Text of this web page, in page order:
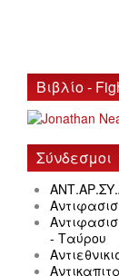
Βιβλίο -
Σύνδεσμοι
- Ταύρου